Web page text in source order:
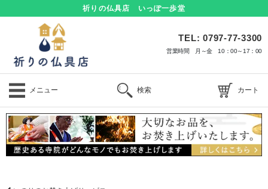
祈りの仏具店 いっぽ一歩堂
TEL: 0797-77-3300
営業時間 月～金 10：00～17：00
メニュー 検索 カート